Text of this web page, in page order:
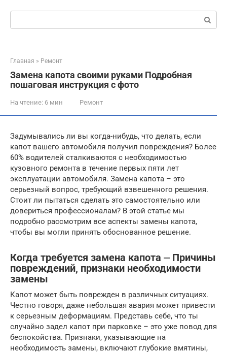
Поиск:
Главная » Ремонт
Замена капота своими руками Подробная
пошаговая инструкция с фото
На чтение: 6 мин Ремонт
Задумывались ли вы когда-нибудь, что делать, если
капот вашего автомобиля получил повреждения? Более
60% водителей сталкиваются с необходимостью
кузовного ремонта в течение первых пяти лет
эксплуатации автомобиля. Замена капота – это
серьезный вопрос, требующий взвешенного решения.
Стоит ли пытаться сделать это самостоятельно или
довериться профессионалам? В этой статье мы
подробно рассмотрим все аспекты замены капота,
чтобы вы могли принять обоснованное решение.
Когда требуется замена капота ⏤ Причины
повреждений, признаки необходимости
замены
Капот может быть поврежден в различных ситуациях.
Честно говоря, даже небольшая авария может привести
к серьезным деформациям. Представь себе, что ты
случайно задел капот при парковке – это уже повод для
беспокойства. Признаки, указывающие на
необходимость замены, включают глубокие вмятины,